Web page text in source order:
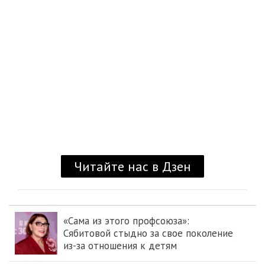
«Сама из этого профсоюза»:
Сябитовой стыдно за свое поколение
из-за отношения к детям